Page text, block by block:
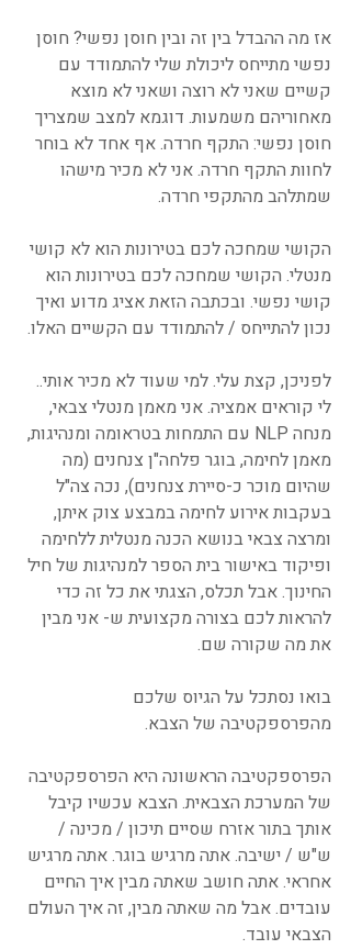
אז מה ההבדל בין זה ובין חוסן נפשי? חוסן
נפשי מתייחס ליכולת שלי להתמודד עם
קשיים שאני לא רוצה ושאני לא מוצא
מאחוריהם משמעות. דוגמא למצב שמצריך
חוסן נפשי: התקף חרדה. אף אחד לא בוחר
לחוות התקף חרדה. אני לא מכיר מישהו
שמתלהב מהתקפי חרדה.
הקושי שמחכה לכם בטירונות הוא לא קושי
מנטלי. הקושי שמחכה לכם בטירונות הוא
קושי נפשי. ובכתבה הזאת אציג מדוע ואיך
נכון להתייחס / להתמודד עם הקשיים האלו.
לפניכן, קצת עלי. למי שעוד לא מכיר אותי..
לי קוראים אמציה. אני מאמן מנטלי צבאי,
מנחה NLP עם התמחות בטראומה ומנהיגות,
מאמן לחימה, בוגר פלחה"ן צנחנים (מה
שהיום מוכר כ-סיירת צנחנים), נכה צה"ל
בעקבות אירוע לחימה במבצע צוק איתן,
ומרצה צבאי בנושא הכנה מנטלית ללחימה
ופיקוד באישור בית הספר למנהיגות של חיל
החינוך. אבל תכלס, הצגתי את כל זה כדי
להראות לכם בצורה מקצועית ש- אני מבין
את מה שקורה שם.
בואו נסתכל על הגיוס שלכם
מהפרספקטיבה של הצבא.
הפרספקטיבה הראשונה היא הפרספקטיבה
של המערכת הצבאית. הצבא עכשיו קיבל
אותך בתור אזרח שסיים תיכון / מכינה /
ש"ש / ישיבה. אתה מרגיש בוגר. אתה מרגיש
אחראי. אתה חושב שאתה מבין איך החיים
עובדים. אבל מה שאתה מבין, זה איך העולם
הצבאי עובד.